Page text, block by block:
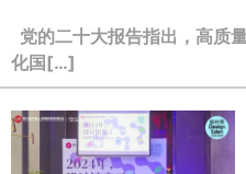
党的二十大报告指出，高质
化国[…]